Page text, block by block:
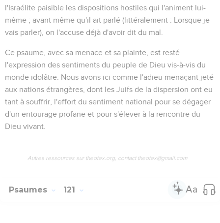
l'Israélite paisible les dispositions hostiles qui l'animent lui-
même ; avant même qu'il ait parlé (littéralement : Lorsque je
vais parler), on l'accuse déjà d'avoir dit du mal.
Ce psaume, avec sa menace et sa plainte, est resté
l'expression des sentiments du peuple de Dieu vis-à-vis du
monde idolâtre. Nous avons ici comme l'adieu menaçant jeté
aux nations étrangères, dont les Juifs de la dispersion ont eu
tant à souffrir, l'effort du sentiment national pour se dégager
d'un entourage profane et pour s'élever à la rencontre du
Dieu vivant.
Autres ressources sur theotex.org, contact theotex@gmail.com
Psaumes 121